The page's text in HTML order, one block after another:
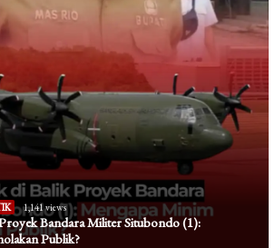
1,141 views
Bandara Militer Situbondo (1):
Publik?